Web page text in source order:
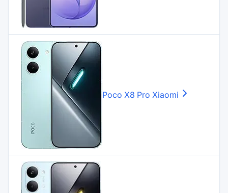
Poco X8 Pro Xiaomi